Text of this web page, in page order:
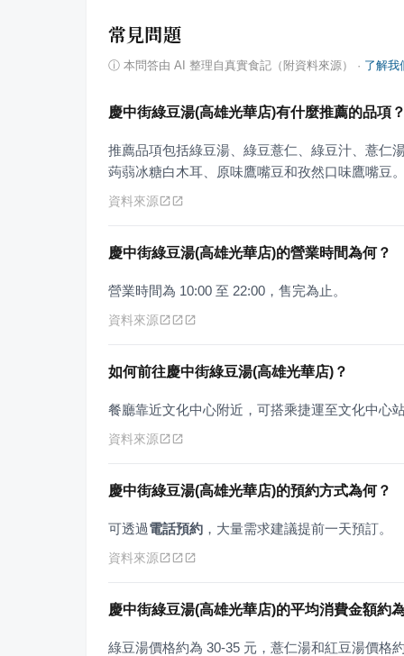
常見問題
ⓘ 本問答由 AI 整理自真實食記（附資料來源） · 了解我
慶中街綠豆湯(高雄光華店)有什麼推薦的品項
推薦品項包括綠豆湯、綠豆薏仁、綠豆汁、薏仁
蒟蒻冰糖白木耳、原味鷹嘴豆和孜然口味鷹嘴豆
資料來源
慶中街綠豆湯(高雄光華店)的營業時間為何？
營業時間為 10:00 至 22:00，售完為止。
資料來源
如何前往慶中街綠豆湯(高雄光華店)？
餐廳靠近文化中心附近，可搭乘捷運至文化中心
資料來源
慶中街綠豆湯(高雄光華店)的預約方式為何？
可透過電話預約 ，大量需求建議提前一天預訂。
資料來源
慶中街綠豆湯(高雄光華店)的平均消費金額約
綠豆湯價格約為 30-35 元，薏仁湯和紅豆湯價格